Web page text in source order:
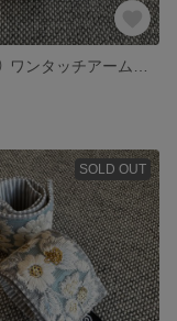
SOLD OUT